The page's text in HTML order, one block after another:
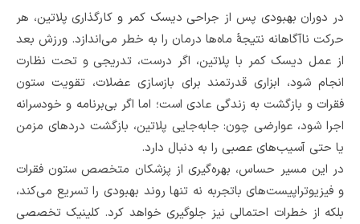
در دوران بهبودی پس از جراحی دیسک کمر و کارگذاری پلاتین، هر
حرکت ناآگاهانه نتیجۀ ماه‌ها درمان را به خطر می‌اندازد. ورزش بعد
از عمل دیسک کمر با پلاتین، اگر درست، تدریجی و تحت نظارت
انجام شود، ابزاری قدرتمند برای بازسازی عضلات، تقویت ستون
فقرات و بازگشت به زندگی عادی است؛ اما اگر بی‌برنامه و خودسرانه
اجرا شود، عوارضی چون: جابه‌جایی پلاتین، بازگشت دردهای مزمن
یا حتی آسیب‌های عصبی را به‌ دنبال دارد.
در این مسیر حساس، بهره‌گیری از پزشکان متخصص ستون فقرات
و فیزیوتراپیست‌های باتجربه نه تنها روند بهبودی را تسریع می‌کند،
بلکه از خطرات احتمالی نیز جلوگیری خواهد کرد. کلینیک تخصصی